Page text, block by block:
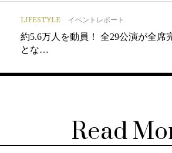
LIFESTYLE イベントレポート
約5.6万人を動員！ 全29公演が全席
とな…
Read